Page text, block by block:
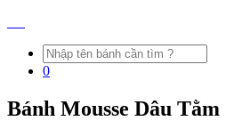
0
Bánh Mousse Dâu Tằm